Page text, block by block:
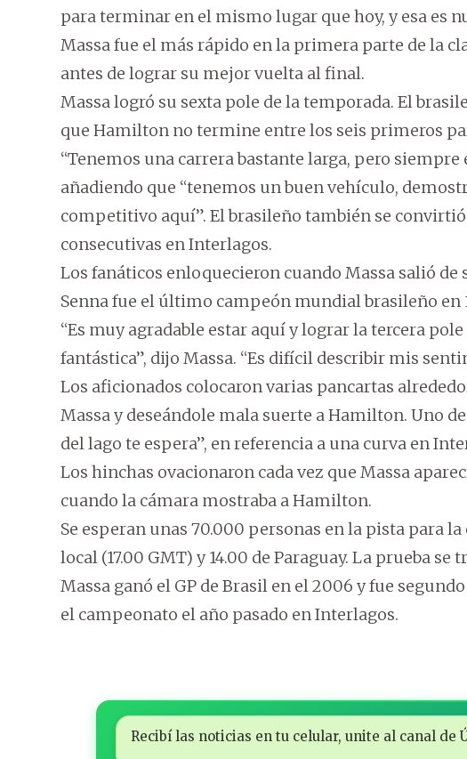
para terminar en el mismo lugar que hoy, y esa es
Massa fue el más rápido en la primera parte de la
antes de lograr su mejor vuelta al final.
Massa logró su sexta pole de la temporada. El
que Hamilton no termine entre los seis primeros
“Tenemos una carrera bastante larga, pero
añadiendo que “tenemos un buen vehículo,
competitivo aquí”. El brasileño también se
consecutivas en Interlagos.
Los fanáticos enloquecieron cuando Massa salió
Senna fue el último campeón mundial brasileño en
“Es muy agradable estar aquí y lograr la tercera
fantástica”, dijo Massa. “Es difícil describir mis
Los aficionados colocaron varias pancartas
Massa y deseándole mala suerte a Hamilton. Uno
del lago te espera”, en referencia a una curva en
Los hinchas ovacionaron cada vez que Massa
cuando la cámara mostraba a Hamilton.
Se esperan unas 70.000 personas en la pista para la
local (17.00 GMT) y 14.00 de Paraguay. La prueba
Massa ganó el GP de Brasil en el 2006 y fue
el campeonato el año pasado en Interlagos.
Recibí las noticias en tu celular, unite al canal de